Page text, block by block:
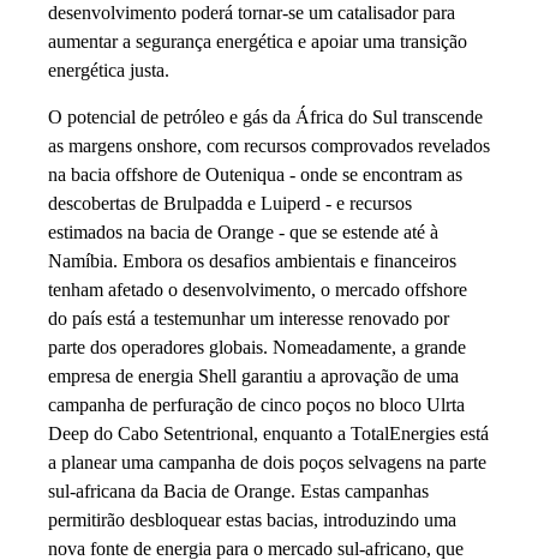
desenvolvimento poderá tornar-se um catalisador para
aumentar a segurança energética e apoiar uma transição
energética justa.
O potencial de petróleo e gás da África do Sul transcende
as margens onshore, com recursos comprovados revelados
na bacia offshore de Outeniqua - onde se encontram as
descobertas de Brulpadda e Luiperd - e recursos
estimados na bacia de Orange - que se estende até à
Namíbia. Embora os desafios ambientais e financeiros
tenham afetado o desenvolvimento, o mercado offshore
do país está a testemunhar um interesse renovado por
parte dos operadores globais. Nomeadamente, a grande
empresa de energia Shell garantiu a aprovação de uma
campanha de perfuração de cinco poços no bloco Ulrta
Deep do Cabo Setentrional, enquanto a TotalEnergies está
a planear uma campanha de dois poços selvagens na parte
sul-africana da Bacia de Orange. Estas campanhas
permitirão desbloquear estas bacias, introduzindo uma
nova fonte de energia para o mercado sul-africano, que